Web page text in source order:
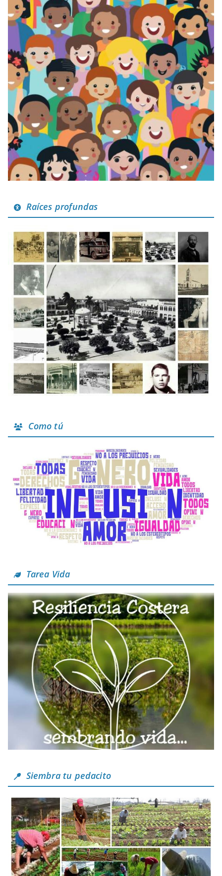
Raíces profundas
Como tú
Tarea Vida
Siembra tu pedacito